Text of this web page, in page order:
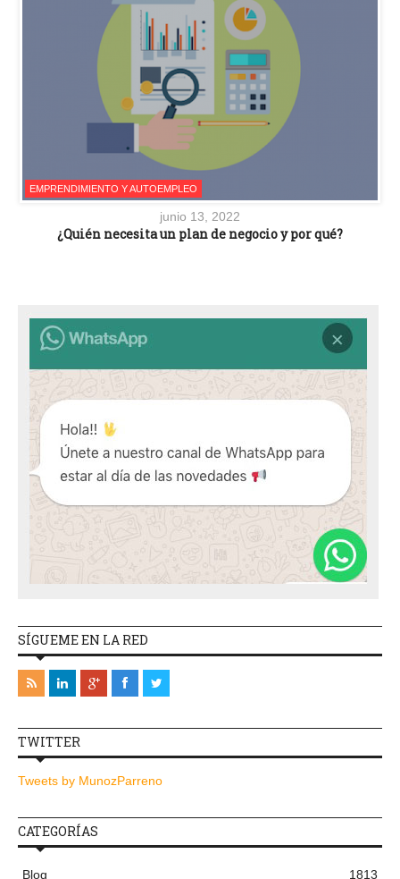
EMPRENDIMIENTO Y AUTOEMPLEO
junio 13, 2022
¿Quién necesita un plan de negocio y por qué?
SÍGUEME EN LA RED
TWITTER
Tweets by MunozParreno
CATEGORÍAS
Blog 1813